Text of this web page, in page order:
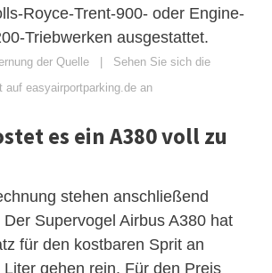
Royce-Trent-900- oder Engine-
Triebwerken ausgestattet.
der Quelle
Sehen Sie sich die
auf easyairportparking.de an
es ein A380 voll zu
stehen anschließend
Supervogel Airbus A380 hat
für den kostbaren Sprit an
gehen rein. Für den Preis